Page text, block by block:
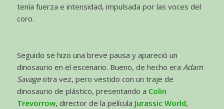
tenía fuerza e intensidad, impulsada por las voces del
coro.
Seguido se hizo una breve pausa y apareció un
dinosaurio en el escenario. Bueno, de hecho era Adam
Savageotra vez, pero vestido con un traje de
dinosaurio de plástico, presentando a Colin
Trevorrow, director de la película Jurassic World,